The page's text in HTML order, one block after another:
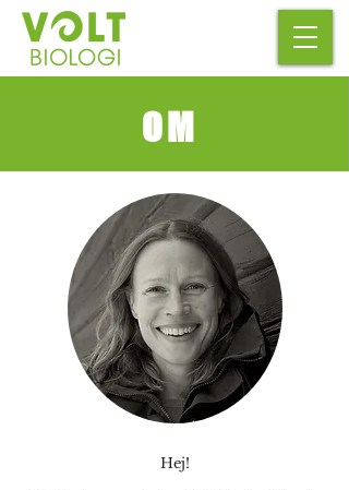
OM
Hej!